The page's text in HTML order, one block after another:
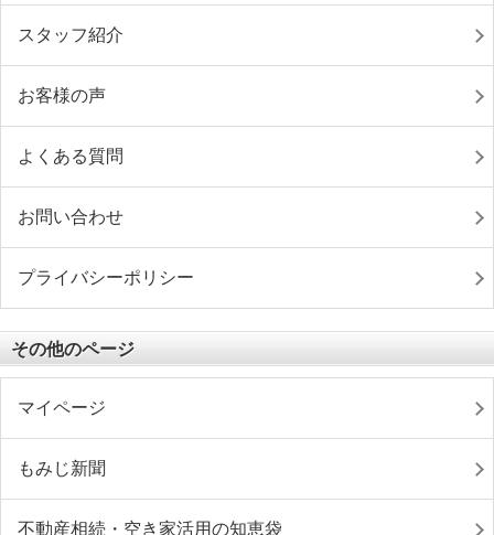
スタッフ紹介
お客様の声
よくある質問
お問い合わせ
プライバシーポリシー
その他のページ
マイページ
もみじ新聞
不動産相続・空き家活用の知恵袋